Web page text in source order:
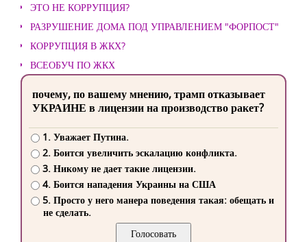
ЭТО НЕ КОРРУПЦИЯ?
РАЗРУШЕНИЕ ДОМА ПОД УПРАВЛЕНИЕМ "ФОРПОСТ"
КОРРУПЦИЯ В ЖКХ?
ВСЕОБУЧ ПО ЖКХ
почему, по вашему мнению, трамп отказывает
УКРАИНЕ в лицензии на производство ракет?
1. Уважает Путина.
2. Боится увеличить эскалацию конфликта.
3. Никому не дает такие лицензии.
4. Боится нападения Украины на США
5. Просто у него манера поведения такая: обещать и
не сделать.